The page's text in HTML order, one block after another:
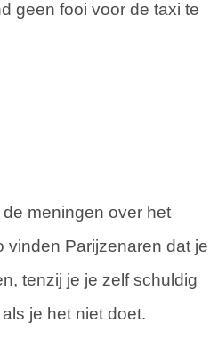
geen fooi voor de taxi te
meningen over het
vinden Parijzenaren dat je
tenzij je je zelf schuldig
je het niet doet.